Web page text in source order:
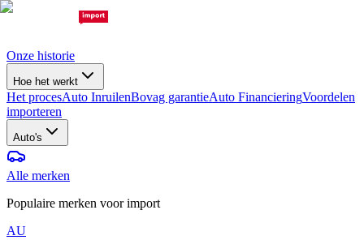
Onze historie
Hoe het werkt
Het procesAuto InruilenBovag garantieAuto FinancieringVoordelen
importeren
Auto's
Alle merken
Populaire merken voor import
AU